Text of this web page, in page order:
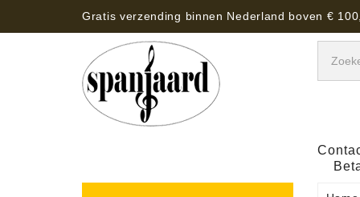
Gratis verzending binnen Nederland boven €